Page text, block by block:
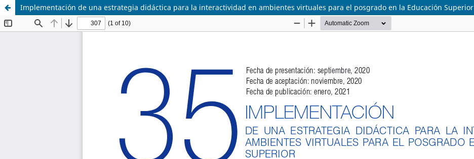
Implementación de una estrategia didáctica para la interactividad en ambientes virtuales para el posgrado en la Educación Superior